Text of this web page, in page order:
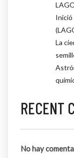
Inició
La
RECENT
No hay